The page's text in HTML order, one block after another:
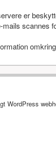
er
mails scannes